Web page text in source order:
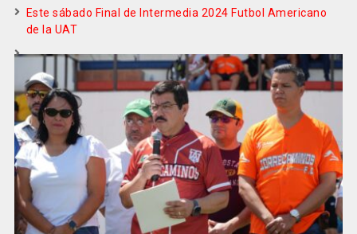
Este sábado Final de Intermedia 2024 Futbol Americano
de la UAT